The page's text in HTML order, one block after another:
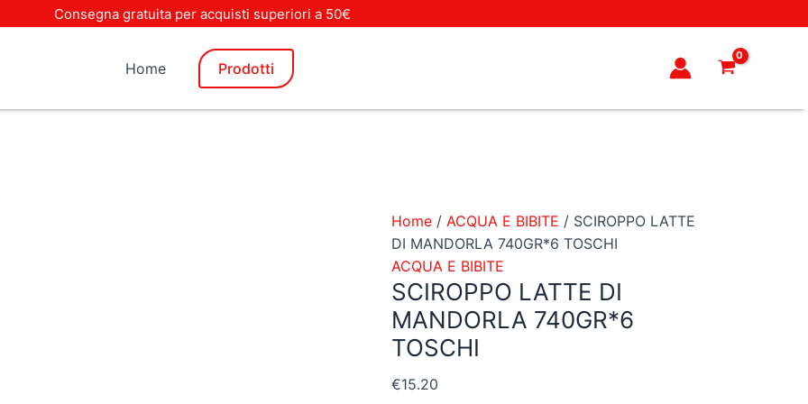
Consegna gratuita per acquisti superiori a 50€
Home Prodotti
Home/ ACQUA E BIBITE / SCIROPPO LATTE
DI MANDORLA 740GR*6 TOSCHI
ACQUA E BIBITE
SCIROPPO LATTE DI
MANDORLA 740GR*6
TOSCHI
€15.20